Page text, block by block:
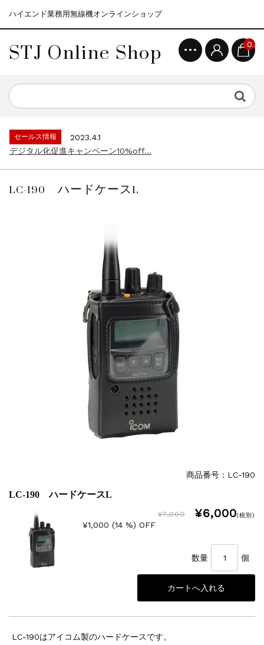
ハイエンド業務用無線機オンラインショップ
STJ Online Shop 0
モトローラ無線機本体キャンペーン15%o...
セールス情報
2023.4.10
セールス情報
2023.4.1
デジタル化促進キャンペーン10%off...
セールス情報
2023.4.10
モトローラ無線機本体キャンペーン15%o...
LC-190 ハードケースL
商品番号：LC-190
LC-190 ハードケースL
¥7,000 ¥6,000(税別)
¥1,000 (14 %) OFF
数量 個
LC-190はアイコム製のハードケースです。